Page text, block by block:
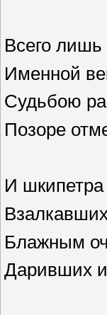
Всего
Именной
Судьбою
Позоре
И шкипетра
Блажным
Даривших